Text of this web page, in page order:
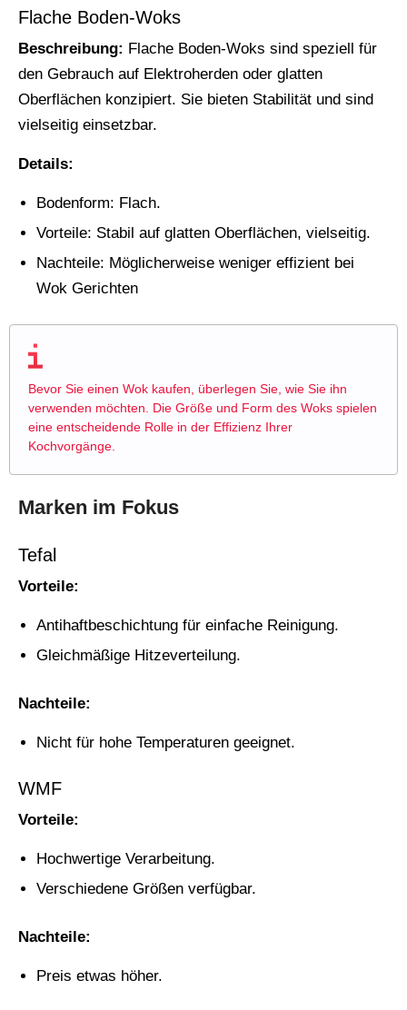
Flache Boden-Woks
Beschreibung: Flache Boden-Woks sind speziell für
den Gebrauch auf Elektroherden oder glatten
Oberflächen konzipiert. Sie bieten Stabilität und sind
vielseitig einsetzbar.
Details:
Bodenform: Flach.
Vorteile: Stabil auf glatten Oberflächen, vielseitig.
Nachteile: Möglicherweise weniger effizient bei
Wok Gerichten
Bevor Sie einen Wok kaufen, überlegen Sie, wie Sie ihn
verwenden möchten. Die Größe und Form des Woks spielen
eine entscheidende Rolle in der Effizienz Ihrer
Kochvorgänge.
Marken im Fokus
Tefal
Vorteile:
Antihaftbeschichtung für einfache Reinigung.
Gleichmäßige Hitzeverteilung.
Nachteile:
Nicht für hohe Temperaturen geeignet.
WMF
Vorteile:
Hochwertige Verarbeitung.
Verschiedene Größen verfügbar.
Nachteile:
Preis etwas höher.